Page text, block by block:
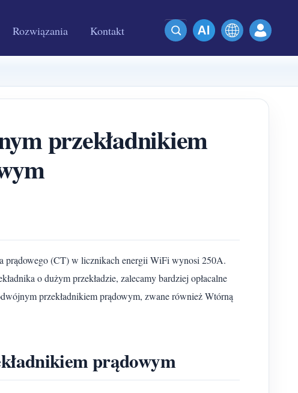
Rozwiązania Kontakt
przekładnikiem
prądowego (CT) w licznikach energii WiFi wynosi 250A.
o dużym przekładzie, zalecamy bardziej opłacalne
przekładnikiem prądowym, zwane również Wtórną
prądowym